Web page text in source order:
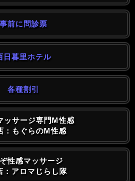
事前に問診票
日暮里ホテル
各種割引
ッサージ専門M性感
：もぐらのM性感
性感マッサージ
：アロマじらし隊